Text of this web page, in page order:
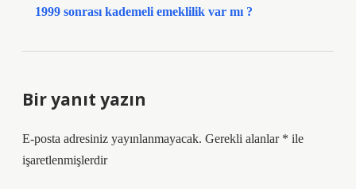
1999 sonrası kademeli emeklilik var mı ?
Bir yanıt yazın
E-posta adresiniz yayınlanmayacak. Gerekli alanlar * ile
işaretlenmişlerdir